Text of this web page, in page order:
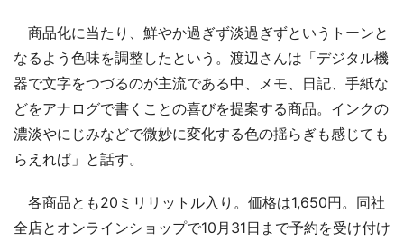
商品化に当たり、鮮やか過ぎず淡過ぎずというトーンと
なるよう色味を調整したという。渡辺さんは「デジタル機
器で文字をつづるのが主流である中、メモ、日記、手紙な
どをアナログで書くことの喜びを提案する商品。インクの
濃淡やにじみなどで微妙に変化する色の揺らぎも感じても
らえれば」と話す。
各商品とも20ミリリットル入り。価格は1,650円。同社
全店とオンラインショップで10月31日まで予約を受け付け